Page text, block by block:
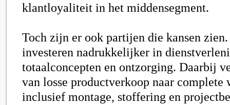
klantloyaliteit in het middensegment.
Toch zijn er ook partijen die kansen
investeren nadrukkelijker in
totaalconcepten en ontzorging. Daarbij
van losse productverkoop naar complete
inclusief montage, stoffering en